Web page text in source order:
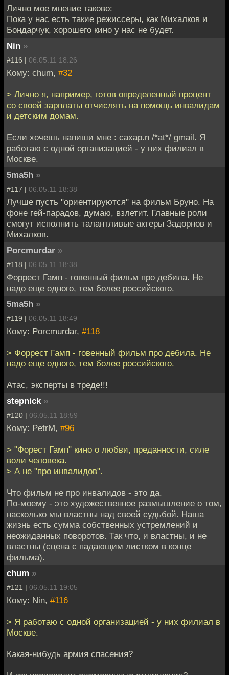
Лично мое мнение таково:
Пока у нас есть такие режиссеры, как Михалков и
Бондарчук, хорошего кино у нас не будет.
Nin »
#116 | 06.05.11 18:26
Кому: chum, #32
> Лично я, например, готов определенный процент
со своей зарплаты отчислять на помощь инвалидам
и детским домам.
Если хочешь напиши мне : caxap.n /*at*/ gmail. Я
работаю с одной организацией - у них филиал в
Москве.
5ma5h »
#117 | 06.05.11 18:38
Лучше пусть "ориентируются" на фильм Бруно. На
фоне гей-парадов, думаю, взлетит. Главные роли
смогут исполнить талантливые актеры Задорнов и
Михалков.
Porcmurdar »
#118 | 06.05.11 18:38
Форрест Гамп - говенный фильм про дебила. Не
надо еще одного, тем более российского.
5ma5h »
#119 | 06.05.11 18:49
Кому: Porcmurdar, #118
> Форрест Гамп - говенный фильм про дебила. Не
надо еще одного, тем более российского.
Атас, эксперты в треде!!!
stepnick »
#120 | 06.05.11 18:59
Кому: PetrM, #96
> "Форест Гамп" кино о любви, преданности, силе
воли человека.
> А не "про инвалидов".
Что фильм не про инвалидов - это да.
По-моему - это художественное размышление о том,
насколько мы властны над своей судьбой. Наша
жизнь есть сумма собственных устремлений и
неожиданных поворотов. Так что, и властны, и не
властны (сцена с падающим листком в конце
фильма).
chum »
#121 | 06.05.11 19:05
Кому: Nin, #116
> Я работаю с одной организацией - у них филиал в
Москве.
Какая-нибудь армия спасения?